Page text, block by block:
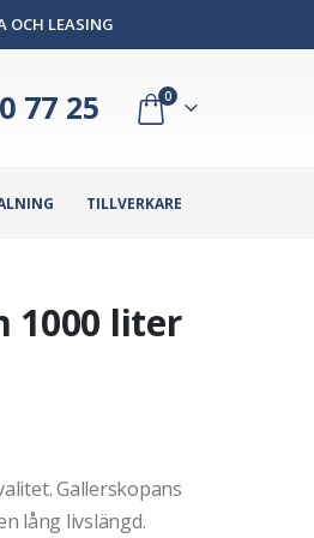
OCH LEASING
77 25 0
TILLVERKARE
1000 liter
Gallerskopans
lång livslängd.